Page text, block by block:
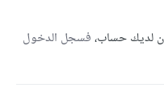
لديك حساب،فسجل الدخول